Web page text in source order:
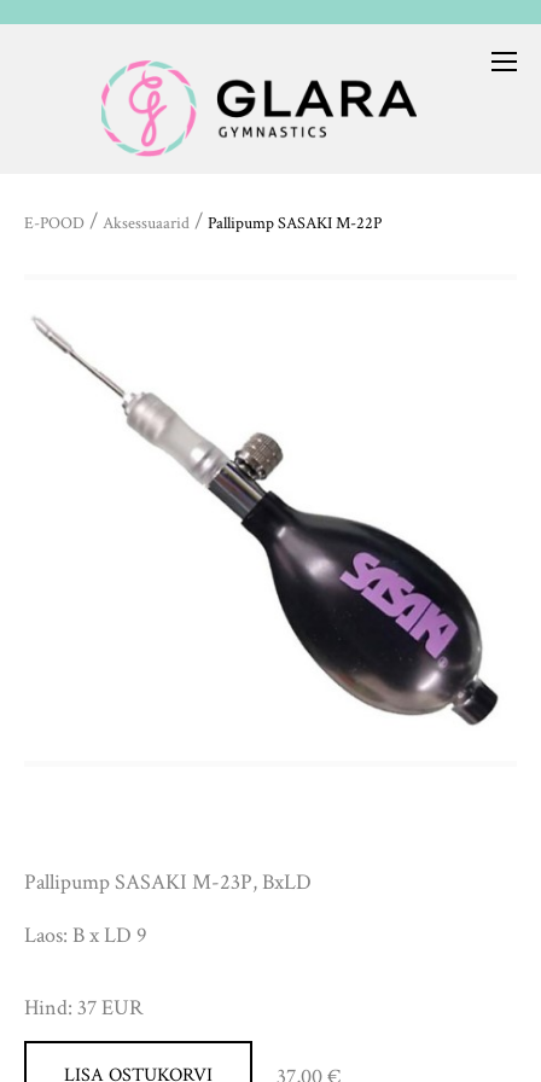
E-POOD / Aksessuaarid / Pallipump SASAKI M-22P
Pallipump SASAKI M-23P, BxLD
Laos: B x LD 9
Hind: 37 EUR
LISA OSTUKORVI 37,00 €